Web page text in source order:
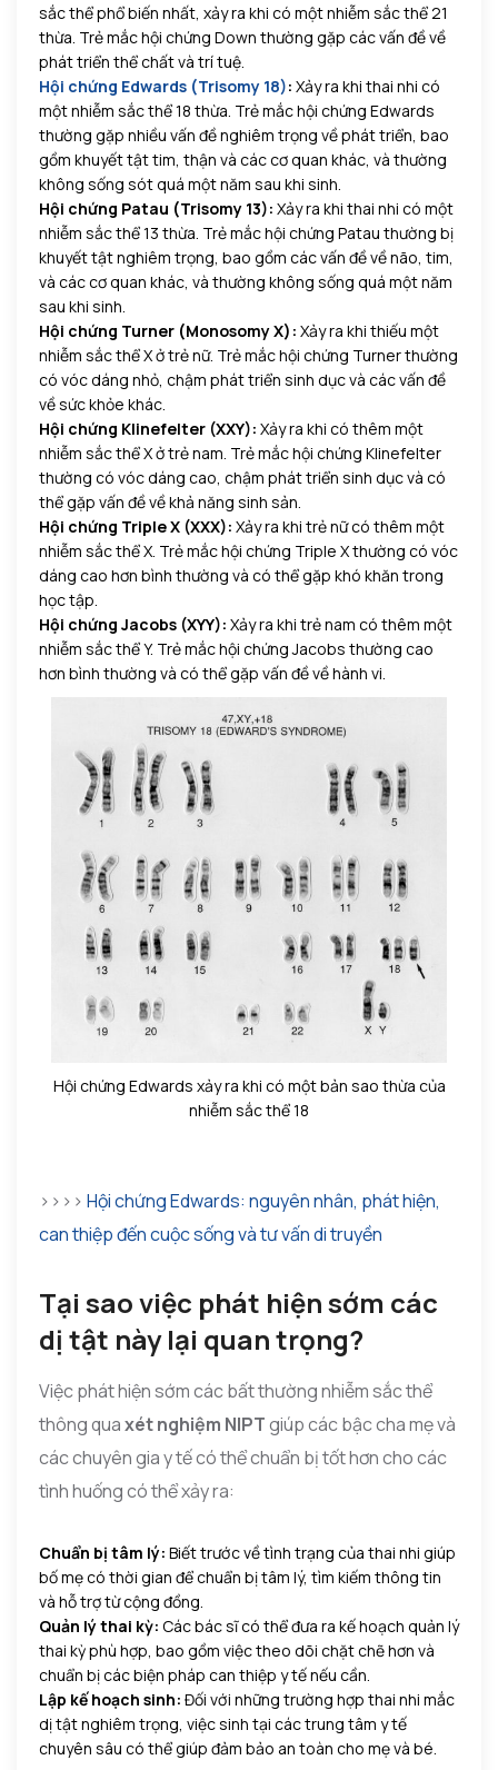
sắc thể phổ biến nhất, xảy ra khi có một nhiễm sắc thể 21
thừa. Trẻ mắc hội chứng Down thường gặp các vấn đề về
phát triển thể chất và trí tuệ.
Hội chứng Edwards (Trisomy 18): Xảy ra khi thai nhi có
một nhiễm sắc thể 18 thừa. Trẻ mắc hội chứng Edwards
thường gặp nhiều vấn đề nghiêm trọng về phát triển, bao
gồm khuyết tật tim, thận và các cơ quan khác, và thường
không sống sót quá một năm sau khi sinh.
Hội chứng Patau (Trisomy 13): Xảy ra khi thai nhi có một
nhiễm sắc thể 13 thừa. Trẻ mắc hội chứng Patau thường bị
khuyết tật nghiêm trọng, bao gồm các vấn đề về não, tim,
và các cơ quan khác, và thường không sống quá một năm
sau khi sinh.
Hội chứng Turner (Monosomy X): Xảy ra khi thiếu một
nhiễm sắc thể X ở trẻ nữ. Trẻ mắc hội chứng Turner thường
có vóc dáng nhỏ, chậm phát triển sinh dục và các vấn đề
về sức khỏe khác.
Hội chứng Klinefelter (XXY): Xảy ra khi có thêm một
nhiễm sắc thể X ở trẻ nam. Trẻ mắc hội chứng Klinefelter
thường có vóc dáng cao, chậm phát triển sinh dục và có
thể gặp vấn đề về khả năng sinh sản.
Hội chứng Triple X (XXX): Xảy ra khi trẻ nữ có thêm một
nhiễm sắc thể X. Trẻ mắc hội chứng Triple X thường có vóc
dáng cao hơn bình thường và có thể gặp khó khăn trong
học tập.
Hội chứng Jacobs (XYY): Xảy ra khi trẻ nam có thêm một
nhiễm sắc thể Y. Trẻ mắc hội chứng Jacobs thường cao
hơn bình thường và có thể gặp vấn đề về hành vi.
Hội chứng Edwards xảy ra khi có một bản sao thừa của
nhiễm sắc thể 18
>>>> Hội chứng Edwards: nguyên nhân, phát hiện,
can thiệp đến cuộc sống và tư vấn di truyền
Tại sao việc phát hiện sớm các
dị tật này lại quan trọng?
Việc phát hiện sớm các bất thường nhiễm sắc thể
thông quaxét nghiệm NIPTgiúp các bậc cha mẹ và
các chuyên gia y tế có thể chuẩn bị tốt hơn cho các
tình huống có thể xảy ra:
Chuẩn bị tâm lý: Biết trước về tình trạng của thai nhi giúp
bố mẹ có thời gian để chuẩn bị tâm lý, tìm kiếm thông tin
và hỗ trợ từ cộng đồng.
Quản lý thai kỳ: Các bác sĩ có thể đưa ra kế hoạch quản lý
thai kỳ phù hợp, bao gồm việc theo dõi chặt chẽ hơn và
chuẩn bị các biện pháp can thiệp y tế nếu cần.
Lập kế hoạch sinh: Đối với những trường hợp thai nhi mắc
dị tật nghiêm trọng, việc sinh tại các trung tâm y tế
chuyên sâu có thể giúp đảm bảo an toàn cho mẹ và bé.